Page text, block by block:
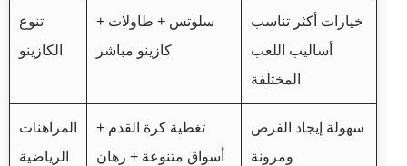
تنوع
الكازينو
سلوتس + طاولات +
كازينو مباشر
خيارات أكثر تناسب
أساليب اللعب
المختلفة
المراهنات
الرياضية
تغطية كرة القدم +
أسواق متنوعة + رهان
سهولة إيجاد الفرص
ومرونة